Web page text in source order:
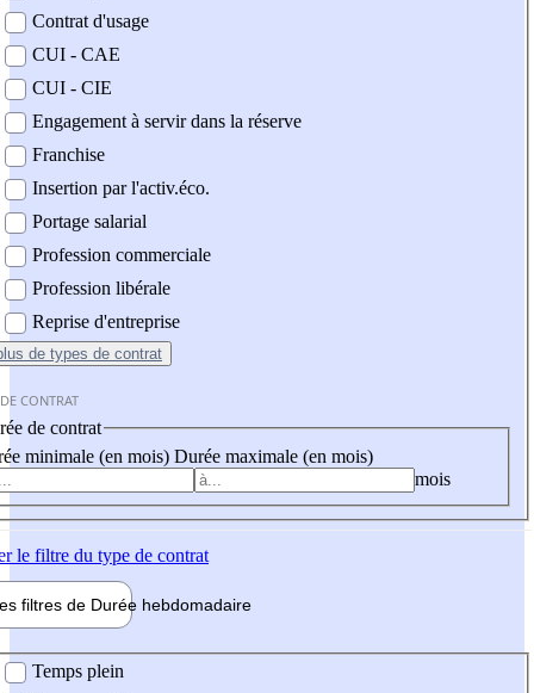
Contrat d'usage
CUI - CAE
CUI - CIE
Engagement à servir dans la réserve
Franchise
Insertion par l'activ.éco.
Portage salarial
Profession commerciale
Profession libérale
Reprise d'entreprise
de types de contrat
CONTRAT
de contrat
minimale (en mois) Durée maximale (en mois)
mois
le filtre du type de contrat
filtres de Durée hebdomadaire
Temps plein